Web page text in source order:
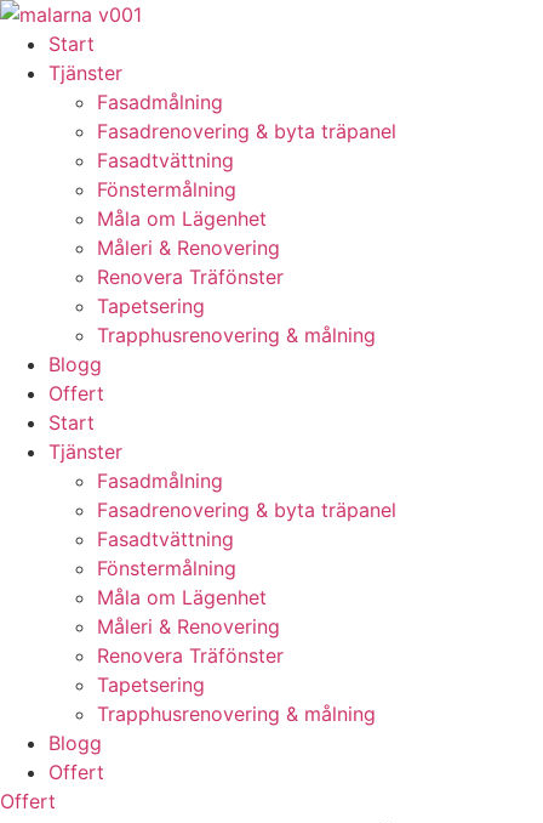
Skip
content
Start
Tjänster
Fasadmålning
Fasadrenovering & byta träpanel
Fasadtvättning
Fönstermålning
Måla om Lägenhet
Måleri & Renovering
Renovera Träfönster
Tapetsering
Trapphusrenovering & målning
Blogg
Offert
Start
Tjänster
Fasadmålning
Fasadrenovering & byta träpanel
Fasadtvättning
Fönstermålning
Måla om Lägenhet
Måleri & Renovering
Renovera Träfönster
Tapetsering
Trapphusrenovering & målning
Blogg
Offert
Offert